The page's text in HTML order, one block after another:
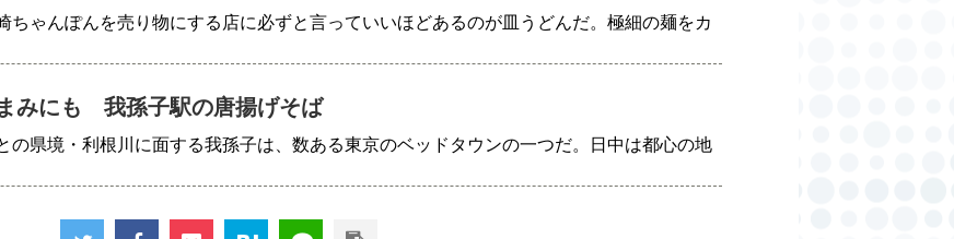
ちゃんぽんを売り物にする店に必ずと言っていいほどあるのが皿うどんだ。極細の麺をカ
まみにも 我孫子駅の唐揚げそば
の県境・利根川に面する我孫子は、数ある東京のベッドタウンの一つだ。日中は都心の地